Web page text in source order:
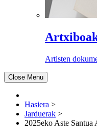
Artisten
Close Menu
Hasiera >
Jarduerak >
2025eko Aste Santua